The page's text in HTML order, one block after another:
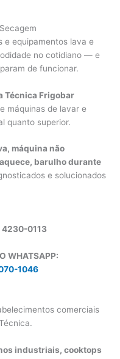
e equipamentos lava e
no cotidiano — e
de funcionar.
Técnica Frigobar
máquinas de lavar e
quanto superior.
máquina não
barulho durante
e solucionados
4230-0113
WHATSAPP:
1046
comerciais
industriais, cooktops